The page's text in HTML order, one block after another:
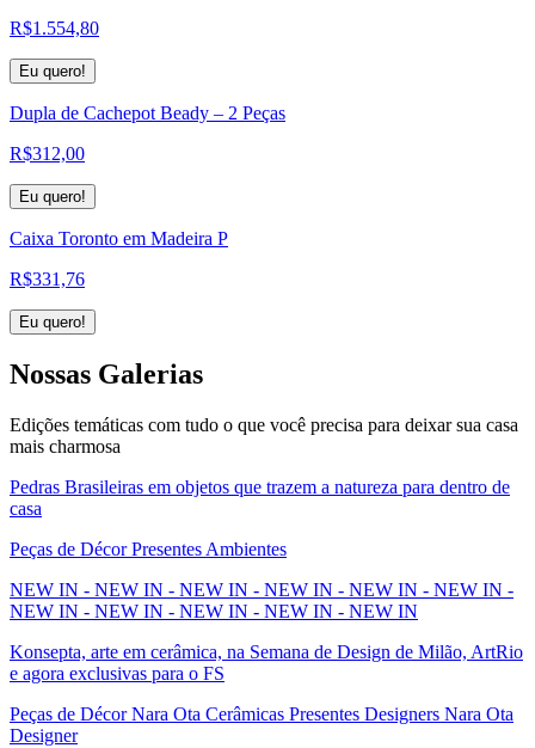
R$1.554,80
Eu quero!
Dupla de Cachepot Beady – 2 Peças
R$312,00
Eu quero!
Caixa Toronto em Madeira P
R$331,76
Eu quero!
Nossas Galerias
Edições temáticas com tudo o que você precisa para deixar sua casa
mais charmosa
Pedras Brasileiras em objetos que trazem a natureza para dentro de
casa
Peças de Décor Presentes Ambientes
NEW IN - NEW IN - NEW IN - NEW IN - NEW IN - NEW IN -
NEW IN - NEW IN - NEW IN - NEW IN - NEW IN
Konsepta, arte em cerâmica, na Semana de Design de Milão, ArtRio
e agora exclusivas para o FS
Peças de Décor Nara Ota Cerâmicas Presentes Designers Nara Ota
Designer